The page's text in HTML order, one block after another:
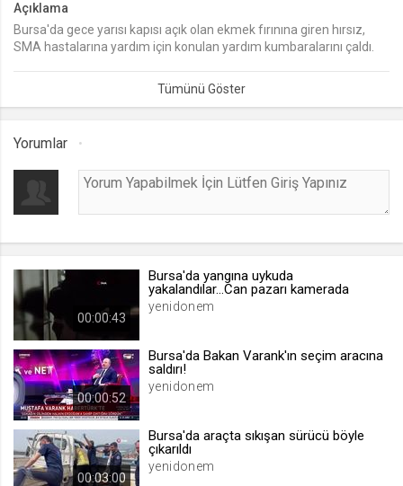
lang
.web.tv
Seçilen dil tercihini tutmak
.web.tv
[hash]
Site içeriği önerme
1 yıl
Açıklama
Bursa'da gece yarısı kapısı açık olan ekmek fırınına giren hırsız,
SMA hastalarına yardım için konulan yardım kumbaralarını çaldı.
Yorumlar
00:00:43
Bursa'da yangına uykuda
yakalandılar...Can pazarı kamerada
yenidonem
00:00:52
Bursa'da Bakan Varank'ın seçim aracına
saldırı!
yenidonem
00:03:00
Bursa'da araçta sıkışan sürücü böyle
çıkarıldı
yenidonem